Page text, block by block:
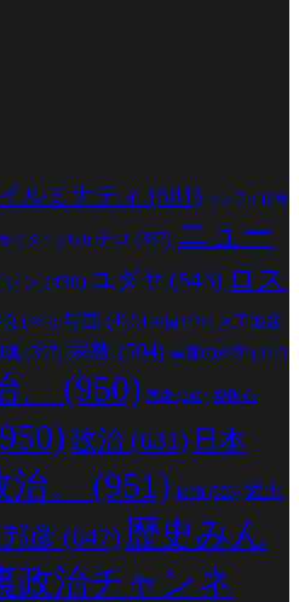
イルミナティ (581) サムライ精神
イダー (353) テロ (387) ニュー
ン (430) ユダヤ (543) ロス
(367) 与国 (455) 中国 (330) 人工地震
魂 (397) 宗教 (504) 幸福の科学 (377)
(950) 悪魔 (340) 愛国心
政治 (631) 日本
、 (951) 最強 (353) 武士
彦 (647) 歴史みん
政治チャンネ